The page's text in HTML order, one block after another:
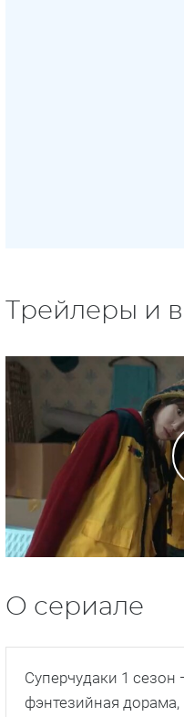
Трейлеры и
О сериале
Суперчудаки 1
фэнтезийная